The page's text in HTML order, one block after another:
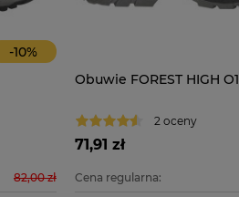
-10%
82,00 zł
Obuwie FOREST HIGH O1
2 oceny
71,91 zł
Cena regularna: